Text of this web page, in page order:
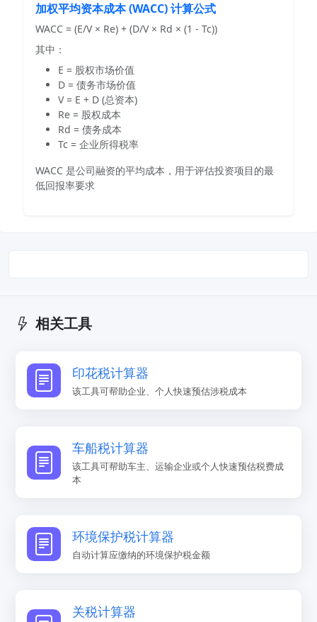
加权平均资本成本 (WACC) 计算公式
WACC = (E/V × Re) + (D/V × Rd × (1 - Tc))
其中：
E = 股权市场价值
D = 债务市场价值
V = E + D (总资本)
Re = 股权成本
Rd = 债务成本
Tc = 企业所得税率
WACC 是公司融资的平均成本，用于评估投资项目的最
低回报率要求
相关工具
印花税计算器
该工具可帮助企业、个人快速预估涉税成本
车船税计算器
该工具可帮助车主、运输企业或个人快速预估税费成
本
环境保护税计算器
自动计算应缴纳的环境保护税金额
关税计算器